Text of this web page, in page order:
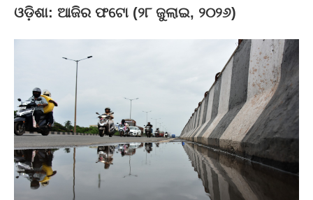
ଓଡ଼ିଶା: ଆଜିର ଫଟୋ (୨୮ ଜୁଲାଇ, ୨୦୨୬)